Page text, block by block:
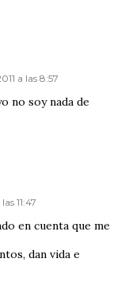
a las 8:57
no soy nada de
11:47
en cuenta que me
dan vida e